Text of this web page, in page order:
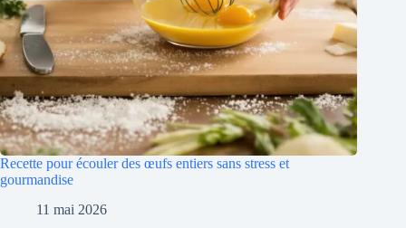
Recette pour écouler des œufs entiers sans stress et
gourmandise
11 mai 2026